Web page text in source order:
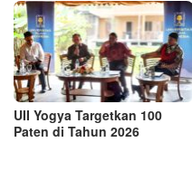
UII Yogya Targetkan 100
Paten di Tahun 2026